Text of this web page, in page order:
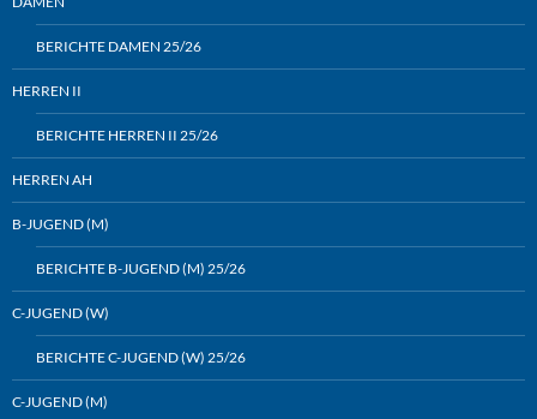
BERICHTE DAMEN 25/26
HERREN II
BERICHTE HERREN II 25/26
HERREN AH
B-JUGEND (M)
BERICHTE B-JUGEND (M) 25/26
C-JUGEND (W)
BERICHTE C-JUGEND (W) 25/26
C-JUGEND (M)